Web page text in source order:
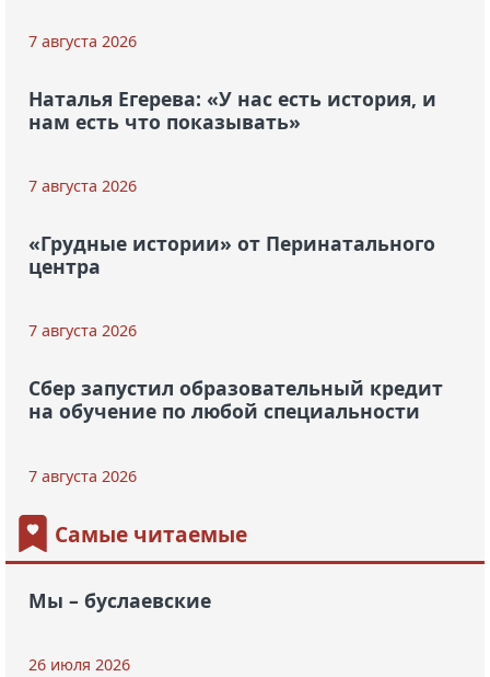
7 августа 2026
Наталья Егерева: «У нас есть история, и
нам есть что показывать»
7 августа 2026
«Грудные истории» от Перинатального
центра
7 августа 2026
Сбер запустил образовательный кредит
на обучение по любой специальности
7 августа 2026
Самые читаемые
Мы – буслаевские
26 июля 2026